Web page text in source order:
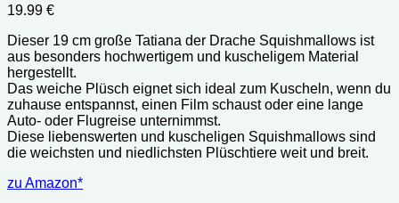
19.99 €
Dieser 19 cm große Tatiana der Drache Squishmallows ist
aus besonders hochwertigem und kuscheligem Material
hergestellt.
Das weiche Plüsch eignet sich ideal zum Kuscheln, wenn du
zuhause entspannst, einen Film schaust oder eine lange
Auto- oder Flugreise unternimmst.
Diese liebenswerten und kuscheligen Squishmallows sind
die weichsten und niedlichsten Plüschtiere weit und breit.
zu Amazon*